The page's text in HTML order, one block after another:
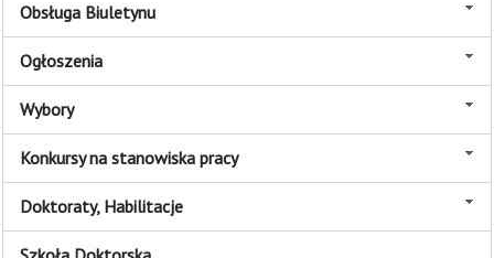
Obsługa Biuletynu
Ogłoszenia
Wybory
Konkursy na stanowiska pracy
Doktoraty, Habilitacje